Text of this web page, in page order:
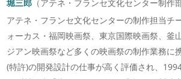
堀三郎 （アテネ・フランセ文化センター制作
アテネ・フランセ文化センターの制作担当チ
ォーカス・福岡映画祭、東京国際映画祭、釜
ジアン映画祭など多くの映画祭の制作業務に
(特許)の開発設計の仕事が高く評価され、